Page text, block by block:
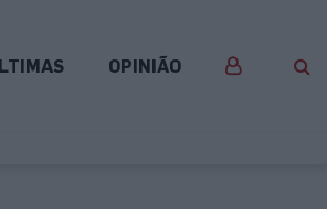
OPINIÃO